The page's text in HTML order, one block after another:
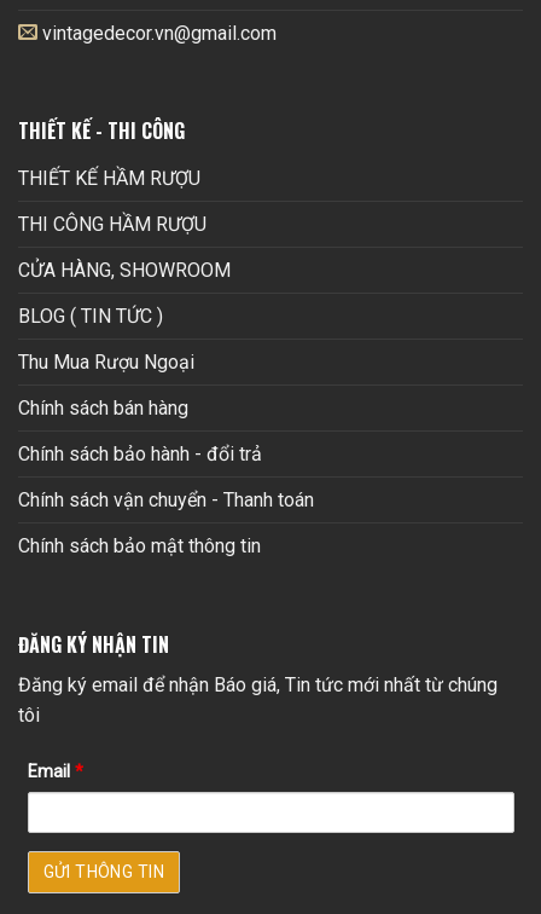
vintagedecor.vn@gmail.com
THIẾT KẾ - THI CÔNG
THIẾT KẾ HẦM RƯỢU
THI CÔNG HẦM RƯỢU
CỬA HÀNG, SHOWROOM
BLOG ( TIN TỨC )
Thu Mua Rượu Ngoại
Chính sách bán hàng
Chính sách bảo hành - đổi trả
Chính sách vận chuyển - Thanh toán
Chính sách bảo mật thông tin
ĐĂNG KÝ NHẬN TIN
Đăng ký email để nhận Báo giá, Tin tức mới nhất từ chúng
tôi
Email *